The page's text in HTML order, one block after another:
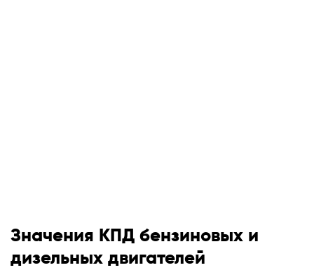
Значения КПД бензиновых и
дизельных двигателей